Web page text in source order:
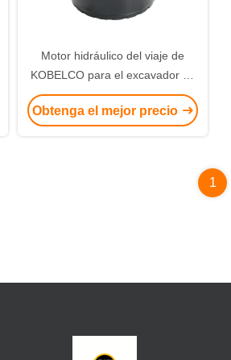
Motor hidráulico del viaje de
KOBELCO para el excavador de
PC200 SK200 GM35
Obtenga el mejor precio
1